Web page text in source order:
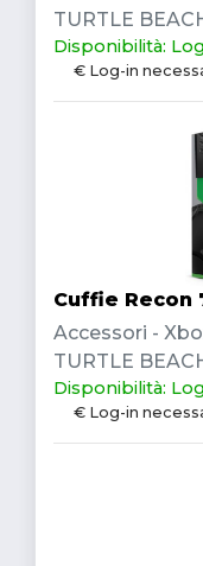
TURTLE
Disponibilità:
€ Log-in
Cuffie Recon
Accessori -
TURTLE
Disponibilità:
€ Log-in